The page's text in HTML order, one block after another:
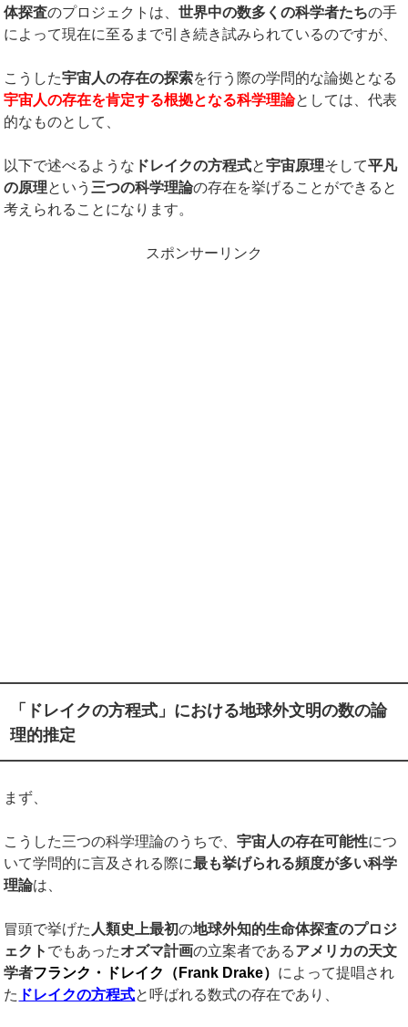
体探査のプロジェクトは、世界中の数多くの科学者たちの手
によって現在に至るまで引き続き試みられているのですが、
こうした宇宙人の存在の探索を行う際の学問的な論拠となる
宇宙人の存在を肯定する根拠となる科学理論としては、代表
的なものとして、
以下で述べるような ドレイクの方程式と宇宙原理そして平凡
の原理という 三つの科学理論の存在を挙げることができると
考えられることになります。
スポンサーリンク
「ドレイクの方程式」における地球外文明の数の論
理的推定
まず、
こうした三つの科学理論のうちで、宇宙人の存在可能性につ
いて学問的に言及される際に最も挙げられる頻度が多い科学
理論は、
冒頭で挙げた 人類史上最初の地球外知的生命体探査のプロジ
ェクト でもあったオズマ計画の立案者であるアメリカの天文
学者フランク・ドレイク（ Frank Drake） によって提唱され
た ドレイクの方程式と呼ばれる数式の存在であり、